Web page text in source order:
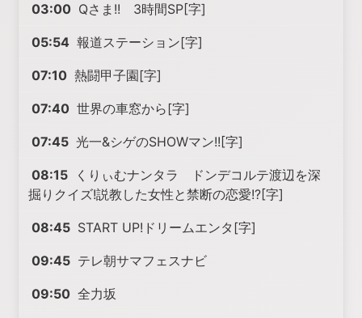
03:00 Qさま!! 3時間SP[字]
05:54 報道ステーション[字]
07:10 熱闘甲子園[字]
07:40 世界の車窓から[字]
07:45 光一&シゲのSHOWマン!![字]
08:15
くりぃむナンタラ ドンデコルテ渡辺を深
掘りクイズ!説教した女性と禁断の恋愛!?[字]
08:45 START UP!ドリームエンタ[字]
09:45 テレ朝サマフェスナビ
09:50 全力坂